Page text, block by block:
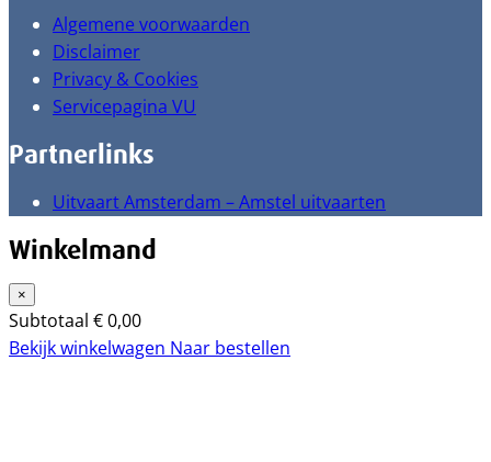
Algemene voorwaarden
Disclaimer
Privacy & Cookies
Servicepagina VU
Partnerlinks
Uitvaart Amsterdam – Amstel uitvaarten
Winkelmand
×
Subtotaal €0,00
Bekijk winkelwagen Naar bestellen